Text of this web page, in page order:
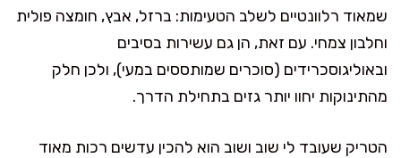
שמאוד רלוונטיים לשלב הטעימות: ברזל, אבץ, חומצה פולית
וחלבון צמחי. עם זאת, הן גם עשירות בסיבים
ובאוליגוסכרידים (סוכרים שמותססים במעי), ולכן חלק
מהתינוקות יחוו יותר גזים בתחילת הדרך.
הטריק שעובד לי שוב ושוב הוא להכין עדשים רכות מאוד